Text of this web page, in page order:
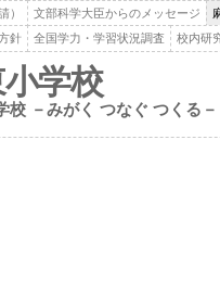
） 文部科学大臣からのメッセージ
針 全国学力・学習状況調査 校内研
学校
校 －みがく つなぐ つくる－